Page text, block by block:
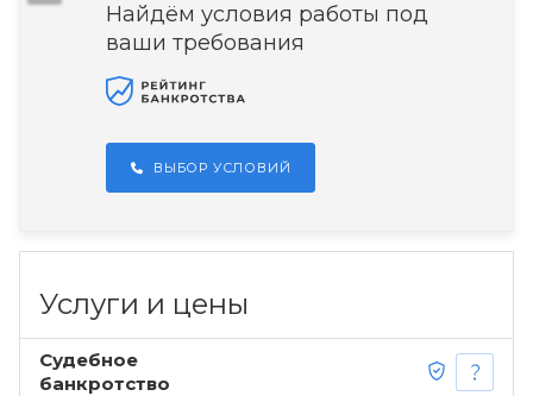
Найдём условия работы под
ваши требования
ВЫБОР УСЛОВИЙ
Услуги и цены
Судебное
банкротство